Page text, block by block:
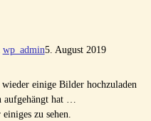
wp_admin5. August 2019
einige Bilder hochzuladen
aufgehängt hat …
zu sehen.